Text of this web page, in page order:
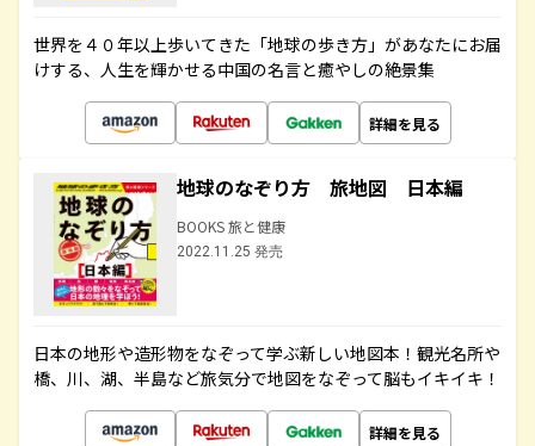
世界を４０年以上歩いてきた「地球の歩き方」があなたにお届
けする、人生を輝かせる中国の名言と癒やしの絶景集
詳細を見る
地球のなぞり方 旅地図 日本編
BOOKS 旅と健康
2022.11.25 発売
日本の地形や造形物をなぞって学ぶ新しい地図本！観光名所や
橋、川、湖、半島など旅気分で地図をなぞって脳もイキイキ！
詳細を見る